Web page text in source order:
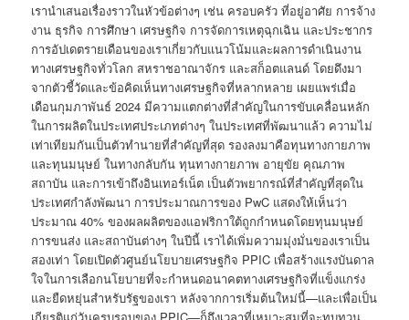
เรานำเสนอเรื่องราวในหัวข้อต่างๆ เช่น ครอบครัว ที่อยู่อาศัย การจ้าง
งาน ธุรกิจ การศึกษา เศรษฐกิจ การจัดการเหตุฉุกเฉิน และประชากร
การอัปเดตรายเดือนของเราเกี่ยวกับแนวโน้มและผลการดำเนินงาน
ทางเศรษฐกิจทั่วโลก สหราชอาณาจักร และสก็อตแลนด์ โดยดึงมา
จากตัวชี้วัดและข้อคิดเห็นทางเศรษฐกิจที่หลากหลาย เผยแพร่เมื่อ
เดือนกุมภาพันธ์ 2024 มีความแตกต่างที่สำคัญในการขับเคลื่อนหลัก
ในการผลิตในประเทศประเภทต่างๆ ในประเทศที่พัฒนาแล้ว ความไม่
เท่าเทียมกันเป็นตัวทำนายที่สำคัญที่สุด รองลงมาคือทุนทางกายภาพ
และทุนมนุษย์ ในทางกลับกัน ทุนทางกายภาพ อายุขัย คุณภาพ
สถาบัน และการเข้าถึงอินเทอร์เน็ต เป็นตัวพยากรณ์ที่สำคัญที่สุดใน
ประเทศกำลังพัฒนา การประมาณการของ PwC แสดงให้เห็นว่า
ประมาณ 40% ของผลผลิตของแอฟริกาใต้ถูกกำหนดโดยทุนมนุษย์
การขนส่ง และสถาบันต่างๆ ในปีนี้ เราได้เพิ่มความมุ่งมั่นของเราเป็น
สองเท่า โดยเปิดตัวศูนย์นโยบายเศรษฐกิจ PPIC เพื่อสร้างแรงบันดาล
ใจในการเลือกนโยบายที่จะกำหนดอนาคตทางเศรษฐกิจที่แข็งแกร่ง
และยืดหยุ่นสำหรับรัฐของเรา หลังจากการเริ่มต้นใหม่นี้—และเพื่อเป็น
เกียรติแก่วันครบรอบของ PPIC—ก็ถึงเวลาที่เหมาะสมที่จะทบทวน